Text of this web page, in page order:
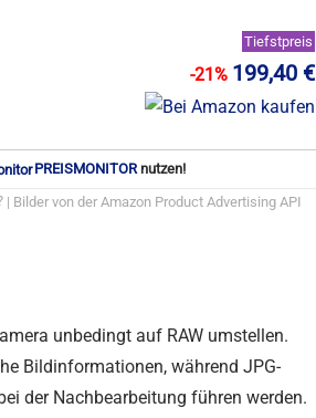
Tiefstpreis
-21% 199,40 €
PREISMONITORnutzen!
| Bilder von der Amazon Product Advertising API
unbedingt auf RAW umstellen.
Bildinformationen, während JPG-
der Nachbearbeitung führen werden.